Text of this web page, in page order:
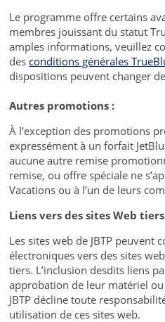
Le programme offre certains
membres jouissant du statut
amples informations, veuillez
des conditions générales
dispositions peuvent changer
Autres promotions :
À l’exception des promotions
expressément à un forfait
aucune autre remise
remise, ou offre spéciale ne
Vacations ou à l’un de leurs
Liens vers des sites Web
Les sites web de JBTP peuvent
électroniques vers des sites
tiers. L’inclusion desdits liens
approbation de leur matériel
JBTP décline toute
utilisation de ces sites web.